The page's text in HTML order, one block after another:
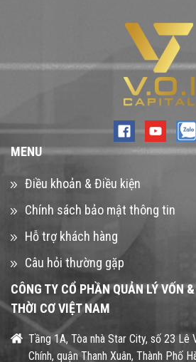
MENU
Điều khoản & Điều kiện
Chính sách bảo mật thông tin
Hỗ trợ khách hàng
Câu hỏi thường gặp
CÔNG TY CỔ PHẦN QUẢN LÝ VỐN
THỜI CƠ VIỆT NAM
Tầng 1A, Tòa nhà Star City, số 23 Lê
Chính, quận Thanh Xuân, Thành Phố